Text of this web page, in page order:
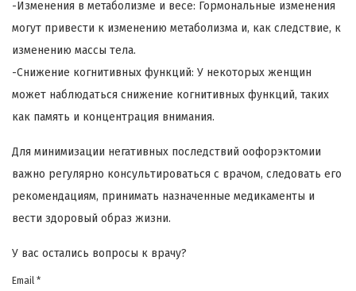
-Изменения в метаболизме и весе: Гормональные изменения
могут привести к изменению метаболизма и, как следствие, к
изменению массы тела.
-Снижение когнитивных функций: У некоторых женщин
может наблюдаться снижение когнитивных функций, таких
как память и концентрация внимания.
Для минимизации негативных последствий оофорэктомии
важно регулярно консультироваться с врачом, следовать его
рекомендациям, принимать назначенные медикаменты и
вести здоровый образ жизни.
У вас остались вопросы к врачу?
Email *